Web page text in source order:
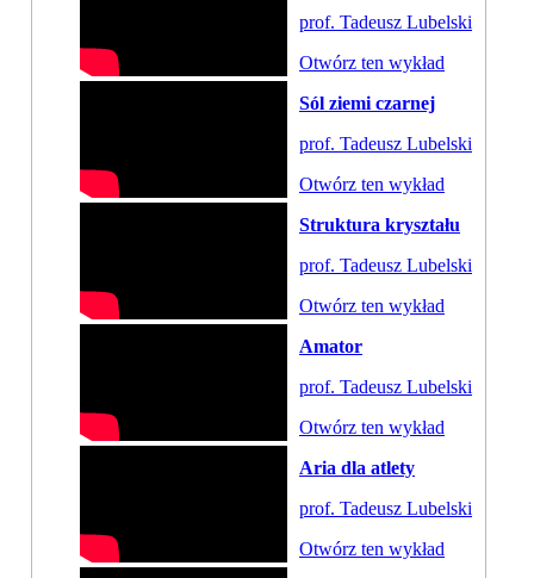
prof. Tadeusz Lubelski
Otwórz ten wykład
Sól ziemi czarnej
prof. Tadeusz Lubelski
Otwórz ten wykład
Struktura kryształu
prof. Tadeusz Lubelski
Otwórz ten wykład
Amator
prof. Tadeusz Lubelski
Otwórz ten wykład
Aria dla atlety
prof. Tadeusz Lubelski
Otwórz ten wykład